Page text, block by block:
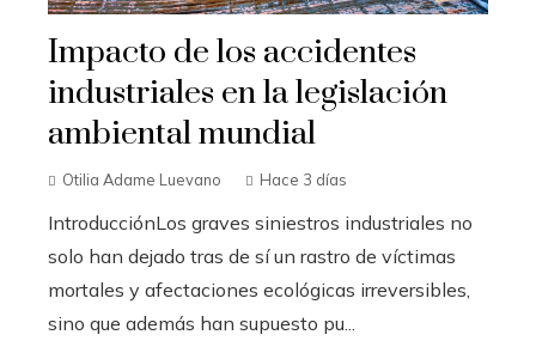
Impacto de los accidentes
industriales en la legislación
ambiental mundial
Otilia Adame Luevano Hace 3 días
IntroducciónLos graves siniestros industriales no
solo han dejado tras de sí un rastro de víctimas
mortales y afectaciones ecológicas irreversibles,
sino que además han supuesto pu...